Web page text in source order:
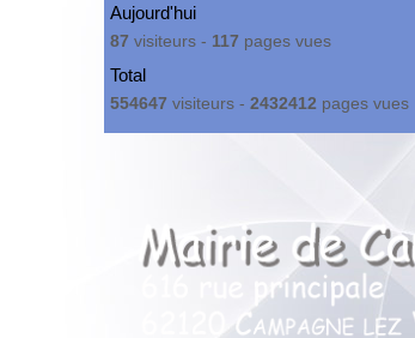
Aujourd'hui
87 visiteurs - 117 pages vues
Total
554647 visiteurs - 2432412 pages vues